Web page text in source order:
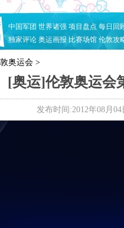
中国军团 世界诸强 项目盘点 每日回
独家评论 奥运画报 比赛场馆 伦敦攻
奥运会 >
[奥运]伦敦奥运会
发布时间:2012年08月